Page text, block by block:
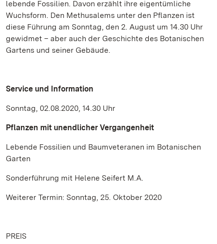
lebende Fossilien. Davon erzählt ihre eigentümliche
Wuchsform. Den Methusalems unter den Pflanzen ist
diese Führung am Sonntag, den 2. August um 14.30 Uhr
gewidmet – aber auch der Geschichte des Botanischen
Gartens und seiner Gebäude.
Service und Information
Sonntag, 02.08.2020, 14.30 Uhr
Pflanzen mit unendlicher Vergangenheit
Lebende Fossilien und Baumveteranen im Botanischen
Garten
Sonderführung mit Helene Seifert M.A.
Weiterer Termin: Sonntag, 25. Oktober 2020
PREIS